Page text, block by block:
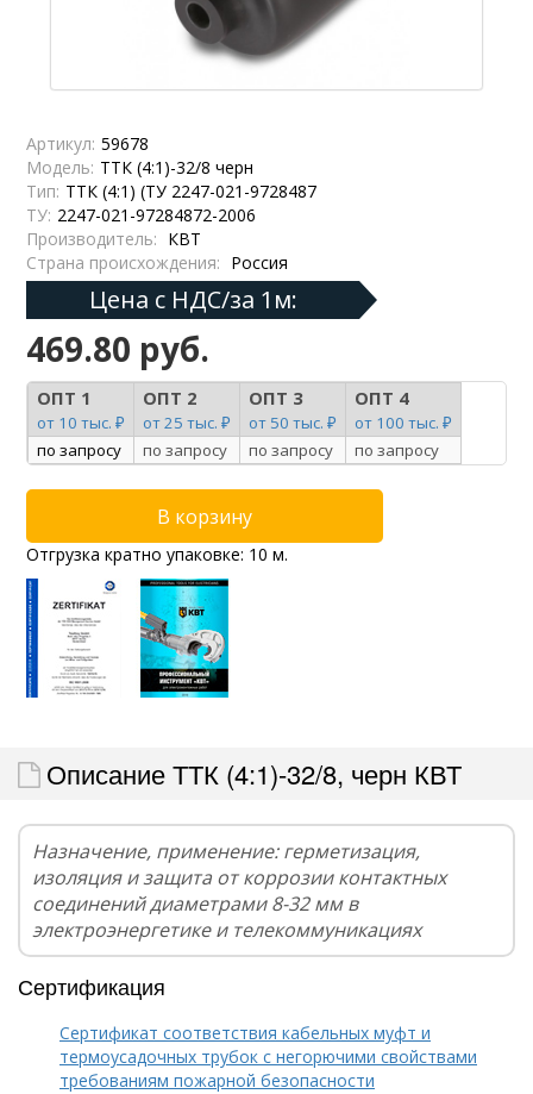
Артикул: 59678
Модель: ТТК (4:1)-32/8 черн
Тип: ТТК (4:1) (ТУ 2247-021-9728487
ТУ: 2247-021-97284872-2006
Производитель: КВТ
Страна происхождения: Россия
Цена с НДС/за 1м:
469.80 руб.
ОПТ 1
от 10 тыс. ₽
ОПТ 2
от 25 тыс. ₽
ОПТ 3
от 50 тыс. ₽
ОПТ 4
от 100 тыс. ₽
по запросу
по запросу по запросу по запросу
Отгрузка кратно упаковке: 10 м.
Описание ТТК (4:1)-32/8, черн КВТ
Назначение, применение: герметизация,
изоляция и защита от коррозии контактных
соединений диаметрами 8-32 мм в
электроэнергетике и телекоммуникациях
Сертификация
Сертификат соответствия кабельных муфт и
термоусадочных трубок с негорючими свойствами
требованиям пожарной безопасности